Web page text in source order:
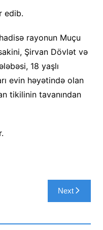
edib.
rayonun Muçu
Şirvan Dövlət və
18 yaşlı
evin həyətində olan
tikilinin tavanından
Next